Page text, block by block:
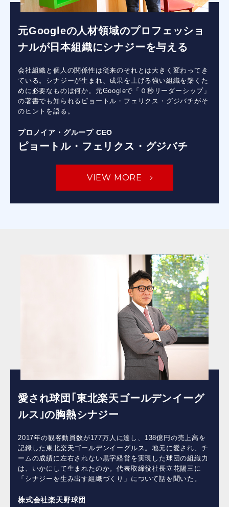
元Googleの人材領域のプロフェッショ
ナルが日本組織にシナジーを与える
会社組織と個人の関係性は従来のそれとは大きく変わってき
ている。シナジーが生まれ、成果を上げる強い組織を築くた
めに必要なものは何か。元Googleで「０秒リーダーシップ」
の著書でも知られるピョートル・フェリクス・グジバチがそ
のヒントを語る。
プロノイア・グループ CEO
ピョートル・フェリクス・グジバチ
VIEW MORE
愛され球団｢東北楽天ゴールデンイーグ
ルス｣の胸熱シナジー
2017年の観客動員数が177万人に達し、138億円の売上高を
記録した東北楽天ゴールデンイーグルス。地元に愛され、チ
ームの成績に左右されない黒字経営を実現した球団の組織力
は、いかにして生まれたのか。代表取締役社長立花陽三に
「シナジーを生み出す組織づくり」について話を聞いた。
株式会社楽天野球団